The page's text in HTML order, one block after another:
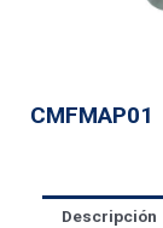
CMFMAP01
Descripción